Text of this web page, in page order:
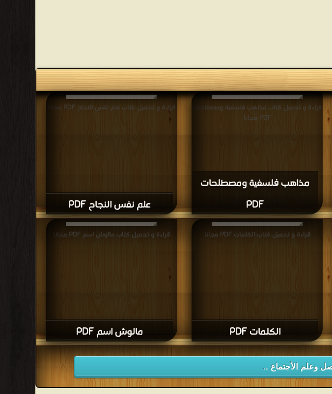
علم نفس النجاح PDF
قراءة و تحميل كتاب علم نفس النجاح PDF مجانا
مذاهب فلسفية ومصطلحات
PDF
قراءة و تحميل كتاب مذاهب فلسفية ومصطلحات
PDF مجانا
مالوش اسم PDF
قراءة و تحميل كتاب مالوش اسم PDF مجانا
الكلمات PDF
قراءة و تحميل كتاب الكلمات PDF مجانا
وعلم الأجتماع ..